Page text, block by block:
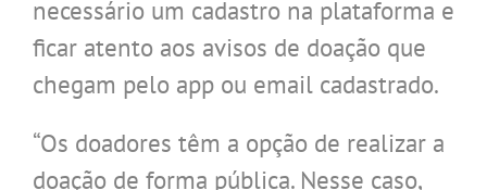
necessário um cadastro na plataforma e
ficar atento aos avisos de doação que
chegam pelo app ou email cadastrado.
“Os doadores têm a opção de realizar a
doação de forma pública. Nesse caso,